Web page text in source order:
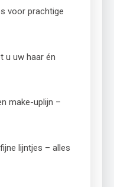
voor prachtige
u uw haar én
make-uplijn –
lijntjes – alles